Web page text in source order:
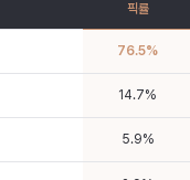
픽률
76.5%
14.7%
5.9%